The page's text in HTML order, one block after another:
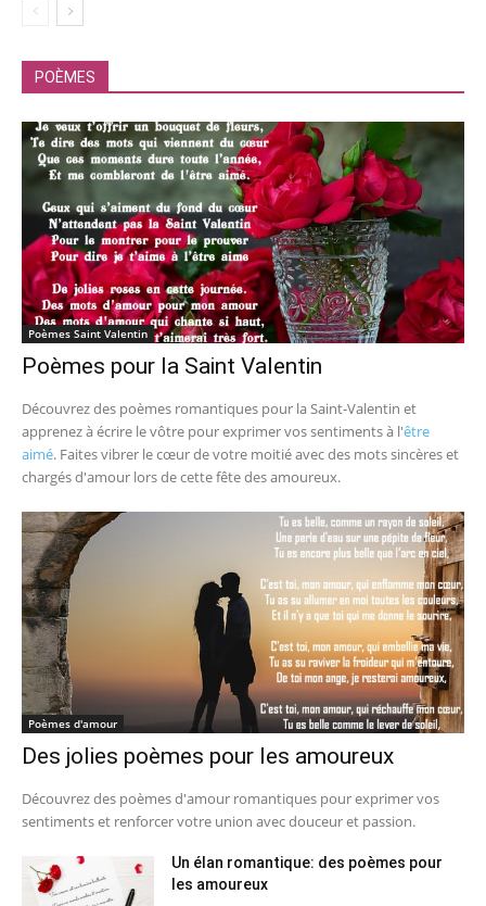
POÈMES
Poèmes Saint Valentin
Poèmes pour la Saint Valentin
Découvrez des poèmes romantiques pour la Saint-Valentin et
apprenez à écrire le vôtre pour exprimer vos sentiments à l'être
aimé. Faites vibrer le cœur de votre moitié avec des mots sincères et
chargés d'amour lors de cette fête des amoureux.
Poèmes d'amour
Des jolies poèmes pour les amoureux
Découvrez des poèmes d'amour romantiques pour exprimer vos
sentiments et renforcer votre union avec douceur et passion.
Un élan romantique: des poèmes pour
les amoureux